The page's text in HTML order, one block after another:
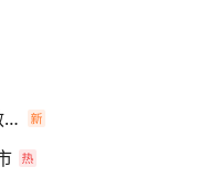
浙江一9岁男孩被海浪卷走仍在搜救中